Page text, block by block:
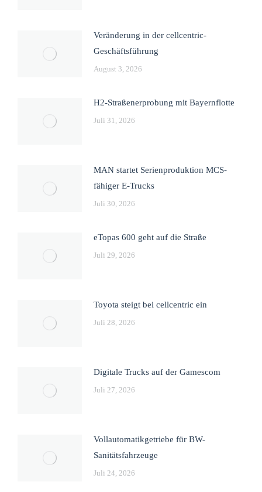
Veränderung in der cellcentric-
Geschäftsführung
August 3, 2026
H2-Straßenerprobung mit Bayernflotte
Juli 31, 2026
MAN startet Serienproduktion MCS-
fähiger E-Trucks
Juli 30, 2026
eTopas 600 geht auf die Straße
Juli 29, 2026
Toyota steigt bei cellcentric ein
Juli 28, 2026
Digitale Trucks auf der Gamescom
Juli 27, 2026
Vollautomatikgetriebe für BW-
Sanitätsfahrzeuge
Juli 24, 2026